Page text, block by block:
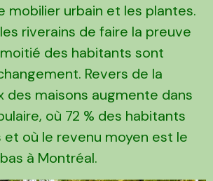
mobilier urbain et les plantes.
riverains de faire la preuve
moitié des habitants sont
Revers de la
des maisons augmente dans
où 72 % des habitants
où le revenu moyen est le
à Montréal.